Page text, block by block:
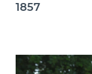
1857